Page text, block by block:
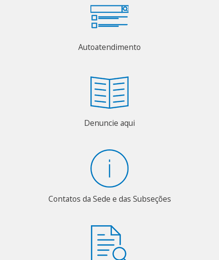
Autoatendimento
Denuncie aqui
Contatos da Sede e das Subseções